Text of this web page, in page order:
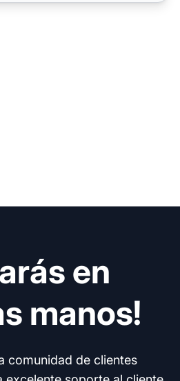
en
manos!
comunidad de clientes